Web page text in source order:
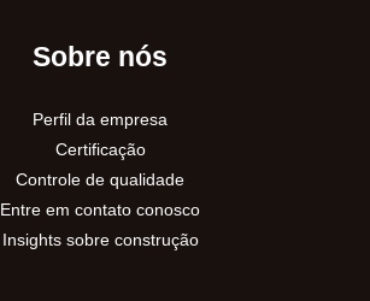
Sobre nós
Perfil da empresa
Certificação
Controle de qualidade
Entre em contato conosco
Insights sobre construção